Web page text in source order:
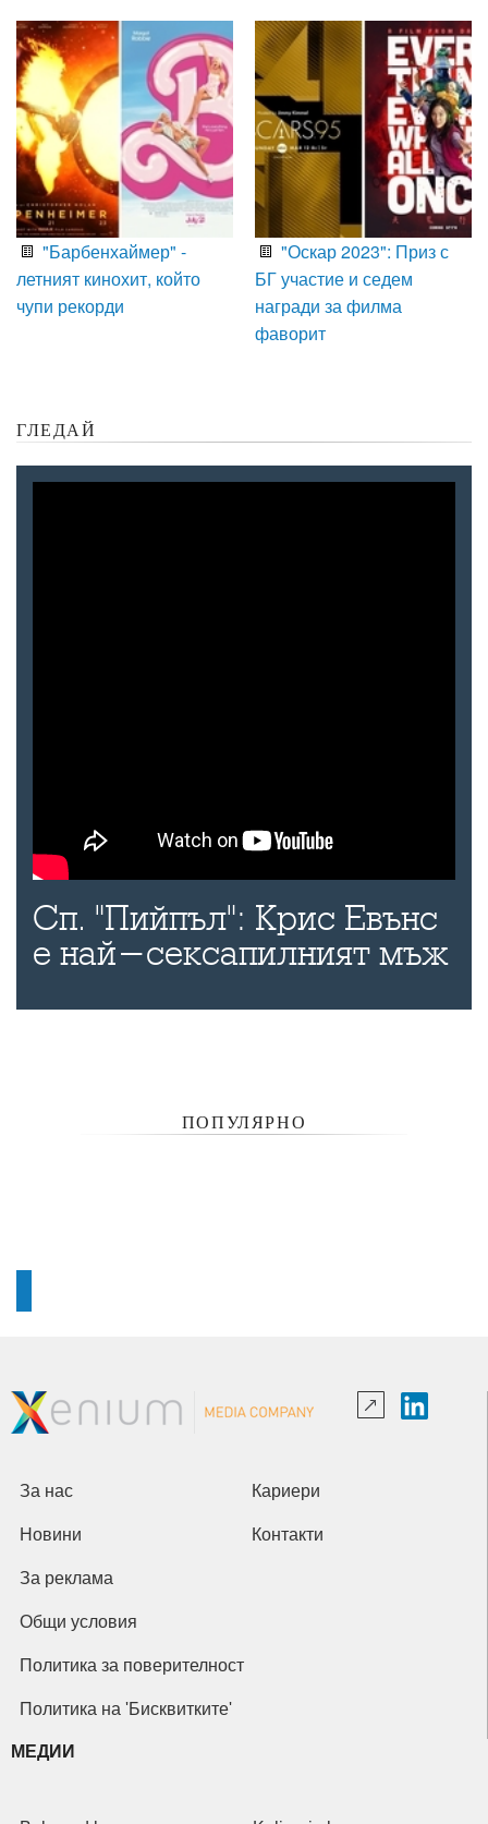
"Барбенхаймер" -
летният кинохит, който
чупи рекорди
"Оскар 2023": Приз с
БГ участие и седем
награди за филма
фаворит
ГЛЕДАЙ
Сп. "Пийпъл": Крис Евънс
е най-сексапилният мъж
ПОПУЛЯРНО
За нас Кариери
Новини Контакти
За реклама
Общи условия
Политика за поверителност
Политика на 'Бисквитките'
МЕДИИ